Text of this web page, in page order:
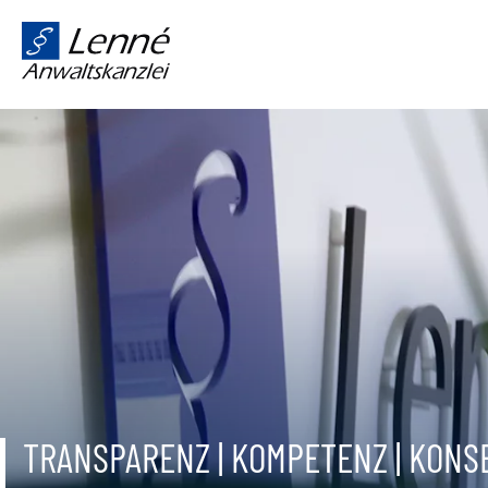
TRANSPARENZ | KOMPETENZ |